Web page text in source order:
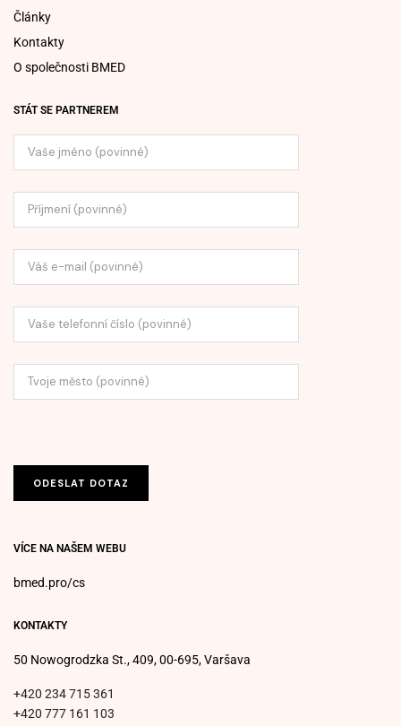
Články
Kontakty
O společnosti BMED
STÁT SE PARTNEREM
VÍCE NA NAŠEM WEBU
bmed.pro/cs
KONTAKTY
50 Nowogrodzka St., 409, 00-695, Varšava
+420 234 715 361
+420 777 161 103